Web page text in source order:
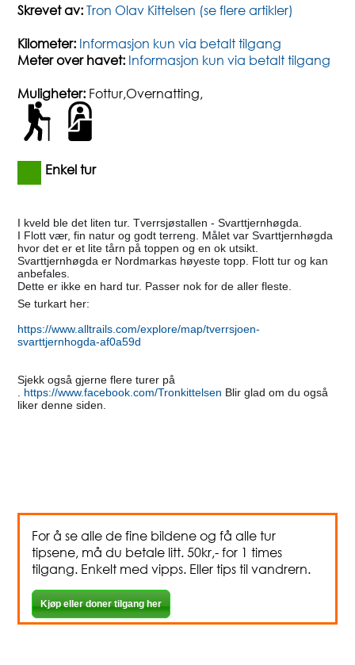
Skrevet av:Tron Olav Kittelsen (se flere artikler)
Kilometer: Informasjon kun via betalt tilgang
Meter over havet: Informasjon kun via betalt tilgang
Muligheter: Fottur,Overnatting,
Enkel tur
I kveld ble det liten tur. Tverrsjøstallen - Svarttjernhøgda.
I Flott vær, fin natur og godt terreng. Målet var Svarttjernhøgda
hvor det er et lite tårn på toppen og en ok utsikt.
Svarttjernhøgda er Nordmarkas høyeste topp. Flott tur og kan
anbefales.
Dette er ikke en hard tur. Passer nok for de aller fleste.
Se turkart her:
https://www.alltrails.com/explore/map/tverrsjoen-
svarttjernhogda-af0a59d
Sjekk også gjerne flere turer på
https://www.facebook.com/Tronkittelsen Blir glad om du også
liker denne siden.
For å se alle de fine bildene og få alle tur
tipsene, må du betale litt. 50kr,- for 1 times
tilgang. Enkelt med vipps. Eller tips til vandrern.
Kjøp eller doner tilgang her